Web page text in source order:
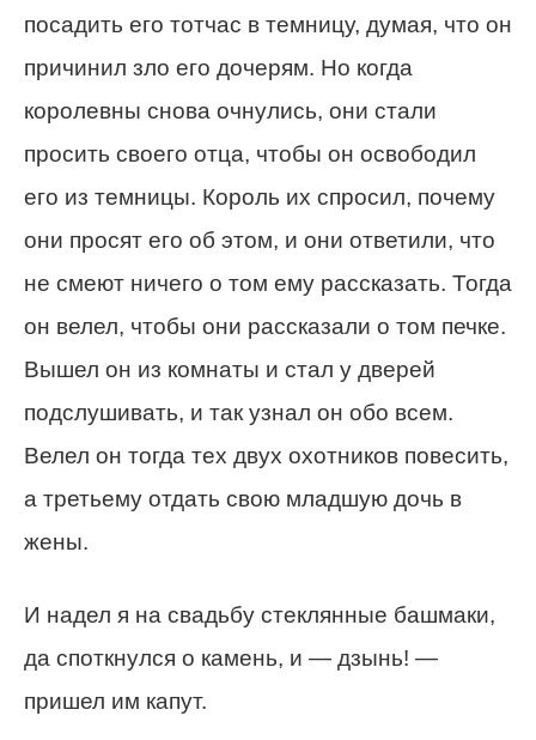
посадить его тотчас в темницу, думая, что он
причинил зло его дочерям. Но когда
королевны снова очнулись, они стали
просить своего отца, чтобы он освободил
его из темницы. Король их спросил, почему
они просят его об этом, и они ответили, что
не смеют ничего о том ему рассказать. Тогда
он велел, чтобы они рассказали о том печке.
Вышел он из комнаты и стал у дверей
подслушивать, и так узнал он обо всем.
Велел он тогда тех двух охотников повесить,
а третьему отдать свою младшую дочь в
жены.
И надел я на свадьбу стеклянные башмаки,
да споткнулся о камень, и — дзынь! —
пришел им капут.